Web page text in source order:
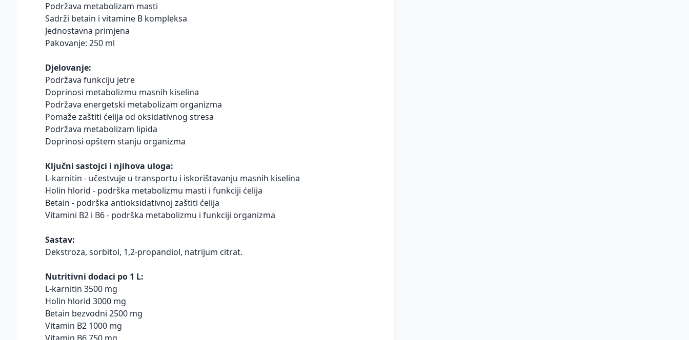
Podržava metabolizam masti
Sadrži betain i vitamine B kompleksa
Jednostavna primjena
Pakovanje: 250 ml
Djelovanje:
Podržava funkciju jetre
Doprinosi metabolizmu masnih kiselina
Podržava energetski metabolizam organizma
Pomaže zaštiti ćelija od oksidativnog stresa
Podržava metabolizam lipida
Doprinosi opštem stanju organizma
Ključni sastojci i njihova uloga:
L-karnitin - učestvuje u transportu i iskorištavanju masnih kiselina
Holin hlorid - podrška metabolizmu masti i funkciji ćelija
Betain - podrška antioksidativnoj zaštiti ćelija
Vitamini B2 i B6 - podrška metabolizmu i funkciji organizma
Sastav:
Dekstroza, sorbitol, 1,2-propandiol, natrijum citrat.
Nutritivni dodaci po 1 L:
L-karnitin 3500 mg
Holin hlorid 3000 mg
Betain bezvodni 2500 mg
Vitamin B2 1000 mg